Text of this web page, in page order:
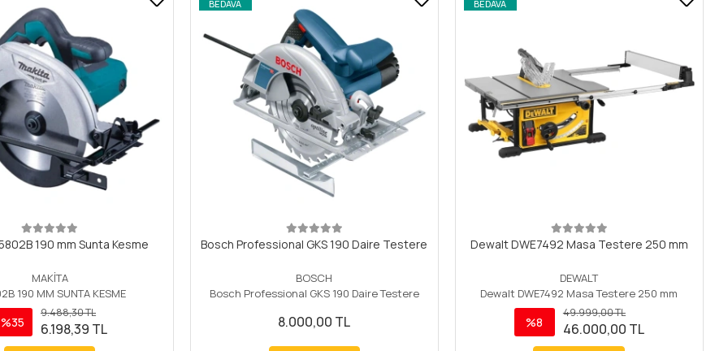
190 mm Sunta Kesme
MAKİTA
190 MM SUNTA KESME
%35
9.488,30 TL
6.198,39 TL
BEDAVA
Bosch Professional GKS 190 Daire Testere
BOSCH
Bosch Professional GKS 190 Daire Testere
8.000,00 TL
BEDAVA
Dewalt DWE7492 Masa Testere 250 mm
DEWALT
Dewalt DWE7492 Masa Testere 250 mm
%8
49.999,00 TL
46.000,00 TL